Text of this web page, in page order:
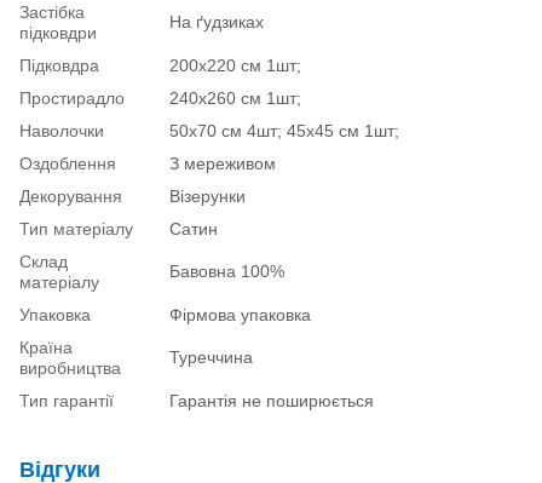
Застібка
підковдри
На ґудзиках
Підковдра
200х220 см 1шт;
Простирадло
240х260 см 1шт;
Наволочки
50х70 см 4шт; 45х45 см 1шт;
Оздоблення
З мереживом
Декорування
Візерунки
Тип матеріалу
Сатин
Склад
матеріалу
Бавовна 100%
Упаковка
Фірмова упаковка
Країна
виробництва
Туреччина
Тип гарантії Гарантія не поширюється
Відгуки